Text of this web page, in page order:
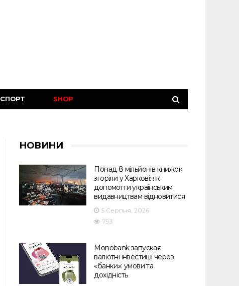
СПОРТ SHOP
НОВИНИ
Понад 8 мільйонів книжок
згоріли у Харкові: як
допомогти українським
видавництвам відновитися
5 Серпня, 2026
793
Monobank запускає
валютні інвестиції через
«банки»: умови та
дохідність